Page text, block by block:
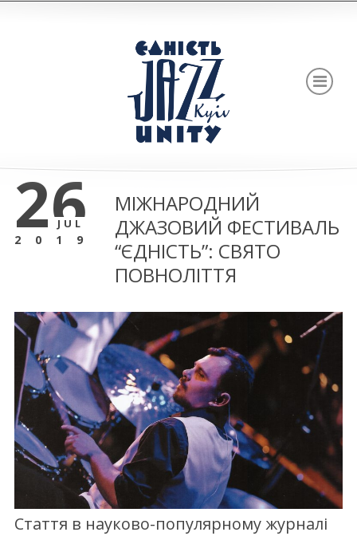
26
JUL
2019
МІЖНАРОДНИЙ
ДЖАЗОВИЙ ФЕСТИВАЛЬ
“ЄДНІСТЬ”: СВЯТО
ПОВНОЛІТТЯ
Стаття в науково-популярному журналі